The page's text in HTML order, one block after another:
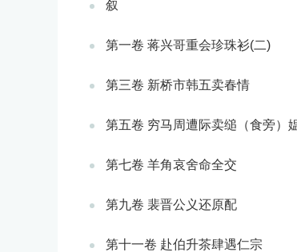
叙
第一卷 蒋兴哥重会珍珠衫(二)
第三卷 新桥市韩五卖春情
第五卷 穷马周遭际卖缒（食旁）
第七卷 羊角哀舍命全交
第九卷 裴晋公义还原配
第十一卷 赴伯升茶肆遇仁宗